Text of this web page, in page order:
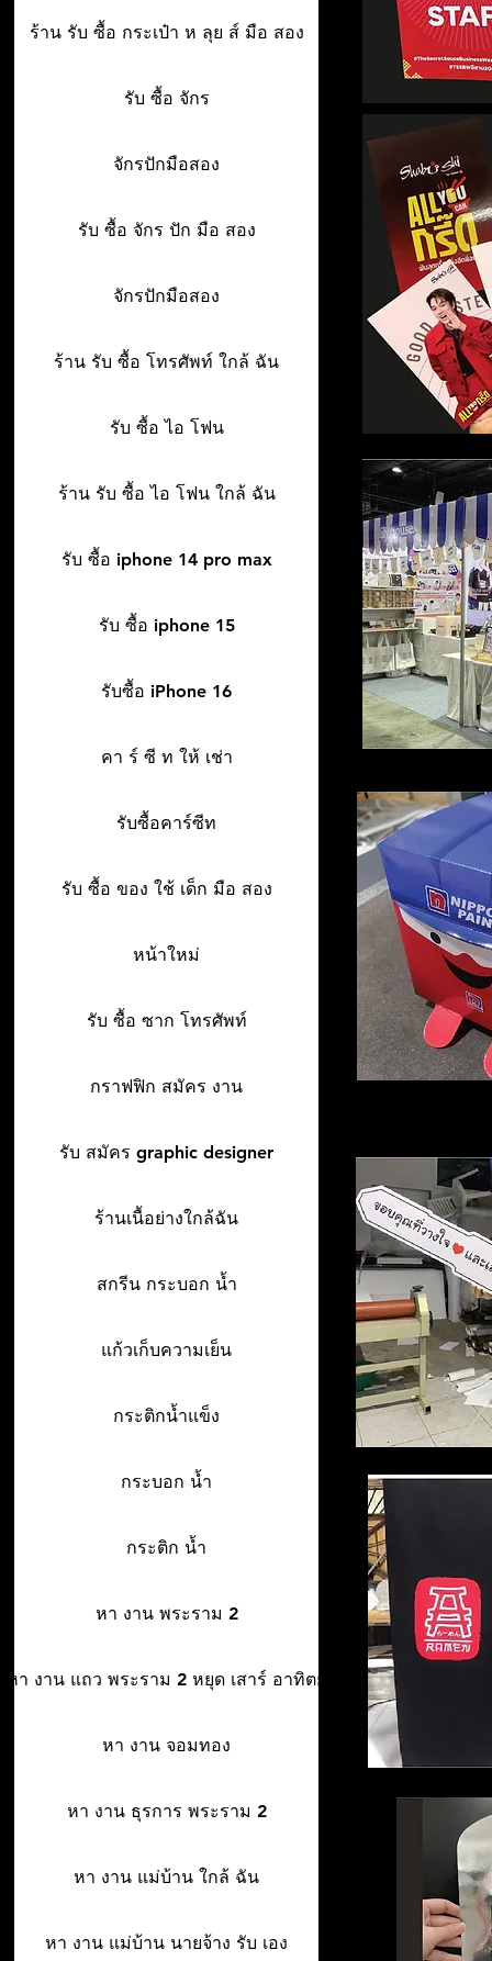
ร้าน รับ ซื้อ กระเป๋า ห ลุย ส์ มือ สอง
รับ ซื้อ จักร
จักรปักมือสอง
รับ ซื้อ จักร ปัก มือ สอง
จักรปักมือสอง
ร้าน รับ ซื้อ โทรศัพท์ ใกล้ ฉัน
รับ ซื้อ ไอ โฟน
ร้าน รับ ซื้อ ไอ โฟน ใกล้ ฉัน
รับ ซื้อ iphone 14 pro max
รับ ซื้อ iphone 15
รับซื้อ iPhone 16
คา ร์ ซี ท ให้ เช่า
รับซื้อคาร์ซีท
รับ ซื้อ ของ ใช้ เด็ก มือ สอง
หน้าใหม่
รับ ซื้อ ซาก โทรศัพท์
กราฟฟิก สมัคร งาน
รับ สมัคร graphic designer
ร้านเนื้อย่างใกล้ฉัน
สกรีน กระบอก น้ำ
แก้วเก็บความเย็น
กระติกน้ำแข็ง
กระบอก น้ำ
กระติก น้ำ
หา งาน พระราม 2
หา งาน แถว พระราม 2 หยุด เสาร์ อาทิตย์
หา งาน จอมทอง
หา งาน ธุรการ พระราม 2
หา งาน แม่บ้าน ใกล้ ฉัน
หา งาน แม่บ้าน นายจ้าง รับ เอง